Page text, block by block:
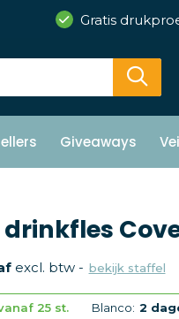
Gratis
Giveaways
excl. btw - bekijk staffel
25 st. Blanco: 2